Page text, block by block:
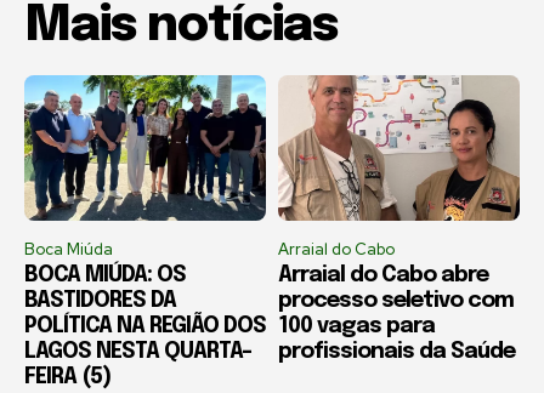
Mais notícias
Boca Miúda
BOCA MIÚDA: OS
BASTIDORES DA
POLÍTICA NA REGIÃO DOS
LAGOS NESTA QUARTA-
FEIRA (5)
Arraial do Cabo
Arraial do Cabo abre
processo seletivo com
100 vagas para
profissionais da Saúde